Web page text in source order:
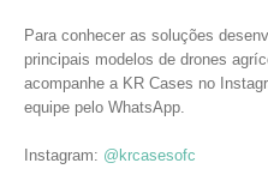
Para conhecer as soluções
principais modelos de drones
acompanhe a KR Cases no
equipe pelo WhatsApp.
Instagram: @krcasesofc